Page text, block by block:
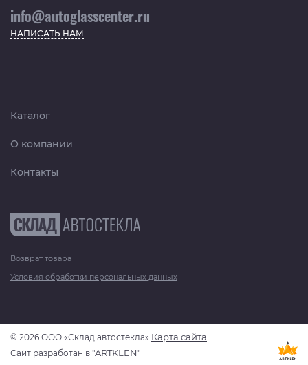
info@autoglasscenter.ru
НАПИСАТЬ НАМ
Каталог
О компании
Контакты
Возврат товара
Условия обработки персональных данных
© 2026 ООО «Склад автостекла» Карта сайта
Сайт разработан в "ARTKLEN"